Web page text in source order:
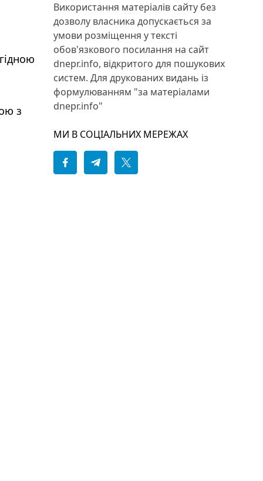
з
Використання матеріалів сайту без
дозволу власника допускається за
умови розміщення у тексті
обов'язкового посилання на сайт
dnepr.info, відкритого для пошукових
систем. Для друкованих видань із
формулюванням "за матеріалами
dnepr.info"
МИ В СОЦІАЛЬНИХ МЕРЕЖАХ